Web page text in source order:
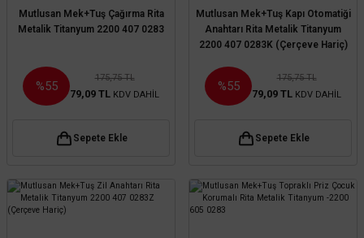
Mutlusan Mek+Tuş Çağırma Rita
Metalik Titanyum 2200 407 0283
%55
175,75 TL
79,09 TL KDV DAHİL
Sepete Ekle
Mutlusan Mek+Tuş Kapı Otomatiği
Anahtarı Rita Metalik Titanyum
2200 407 0283K (Çerçeve Hariç)
%55
175,75 TL
79,09 TL KDV DAHİL
Sepete Ekle